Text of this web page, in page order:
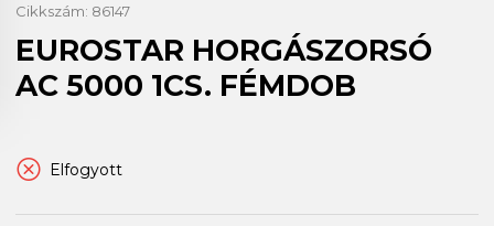
Cikkszám: 86147
EUROSTAR HORGÁSZORSÓ
AC 5000 1CS. FÉMDOB
Elfogyott